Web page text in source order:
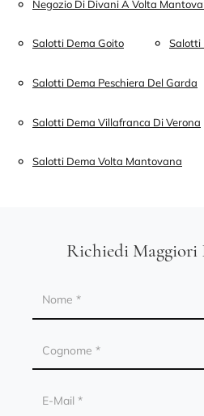
Negozio Di Divani A Volta
Salotti Dema Goito Salotti
Salotti Dema Peschiera Del Garda
Salotti Dema Villafranca Di Verona
Salotti Dema Volta Mantovana
Richiedi